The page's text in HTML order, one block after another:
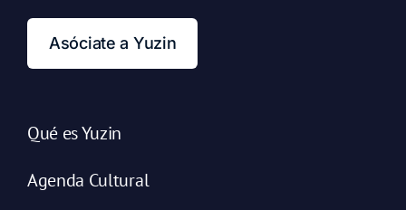
Asóciate a Yuzin
Qué es Yuzin
Agenda Cultural